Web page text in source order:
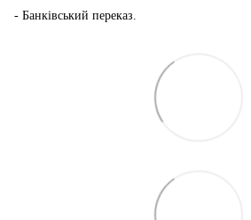
- Банківський переказ.